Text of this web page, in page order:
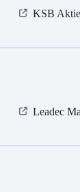
KSB
Leadec